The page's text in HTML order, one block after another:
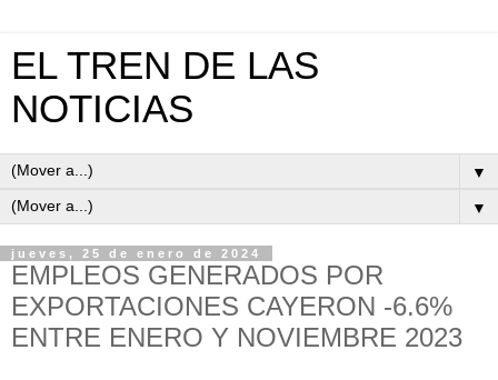
EL TREN DE LAS
NOTICIAS
▼
▼
jueves, 25 de enero de 2024
EMPLEOS GENERADOS POR
EXPORTACIONES CAYERON -6.6%
ENTRE ENERO Y NOVIEMBRE 2023